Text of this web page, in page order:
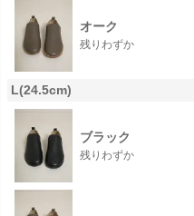
オーク
残りわずか
L(24.5cm)
ブラック
残りわずか